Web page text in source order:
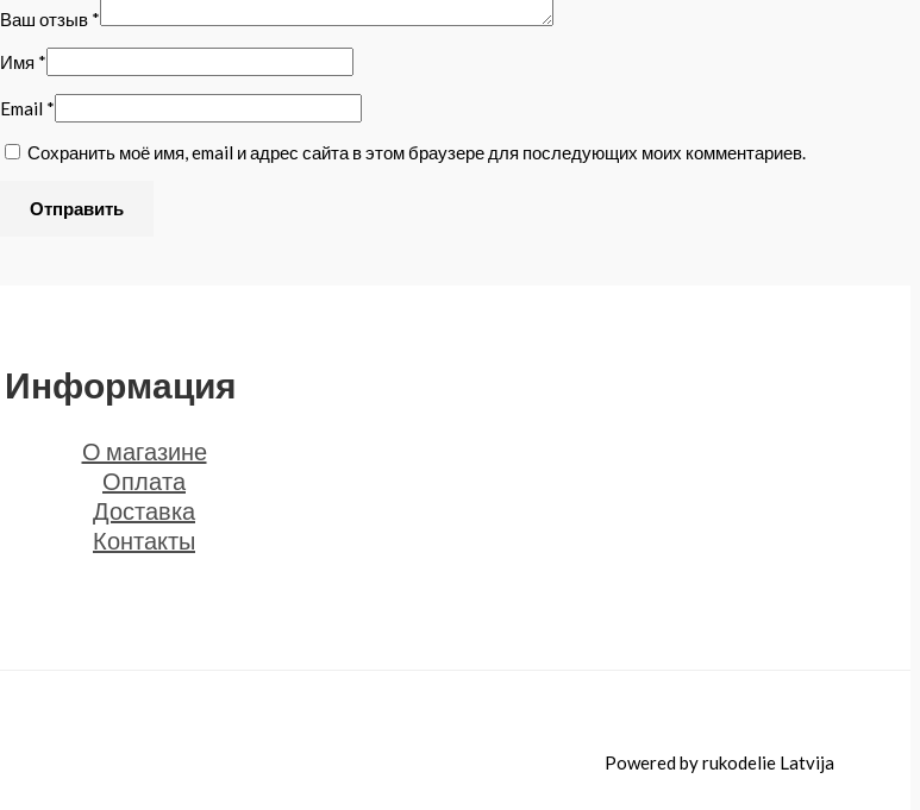
Ваш отзыв *
Имя *
Email *
Сохранить моё имя, email и адрес сайта в этом браузере для последующих моих комментариев.
Информация
О магазине
Оплата
Доставка
Контакты
Powered by rukodelie Latvija